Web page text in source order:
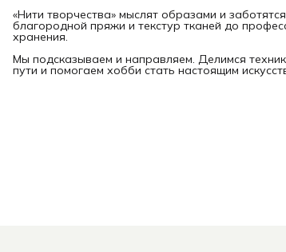
«Нити творчества» мыслят образами и
благородной пряжи и текстур тканей до
хранения.
Мы подсказываем и направляем. Делимся
пути и помогаем хобби стать настоящим